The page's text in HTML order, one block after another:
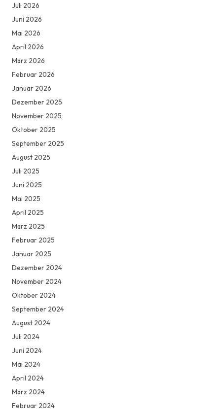
Juli 2026
Juni 2026
Mai 2026
April 2026
März 2026
Februar 2026
Januar 2026
Dezember 2025
November 2025
Oktober 2025
September 2025
August 2025
Juli 2025
Juni 2025
Mai 2025
April 2025
März 2025
Februar 2025
Januar 2025
Dezember 2024
November 2024
Oktober 2024
September 2024
August 2024
Juli 2024
Juni 2024
Mai 2024
April 2024
März 2024
Februar 2024